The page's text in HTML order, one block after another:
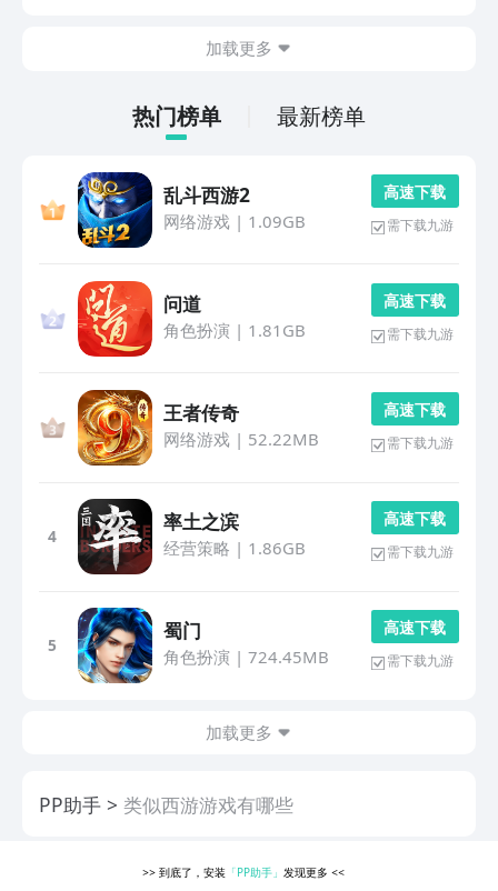
加载更多
热门榜单 最新榜单
乱斗西游2
网络游戏| 1.09GB
高 速 下 载
需下载九游
问道
角色扮演 | 1.81GB
高 速 下 载
需下载九游
王者传奇
网络游戏| 52.22MB
高 速 下 载
需下载九游
4
率土之滨
经营策略 | 1.86GB
高 速 下 载
需下载九游
5
蜀门
角色扮演 | 724.45MB
高 速 下 载
需下载九游
加载更多
PP助手 类似西游游戏有哪些
>> 到底了，安装 「PP助手」发现更多<<